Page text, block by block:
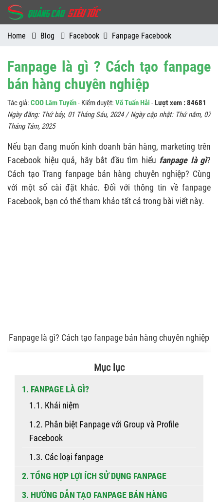
Home Blog Facebook Fanpage Facebook
Fanpage là gì ? Cách tạo fanpage
bán hàng chuyên nghiệp
Tác giả: COO Lâm Tuyến- Kiểm duyệt: Võ Tuấn Hải -Lượt xem : 84681
Ngày đăng: Thứ bảy, 01 Tháng Sáu, 2024/ Ngày cập nhật: Thứ năm, 07
Tháng Tám, 2025
Nếu bạn đang muốn kinh doanh bán hàng, marketing trên
Facebook hiệu quả, hãy bắt đầu tìm hiểu fanpage là gì?
Cách tạo Trang fanpage bán hàng chuyên nghiệp? Cùng
với một số cài đặt khác. Đối với thông tin về fanpage
Facebook, bạn có thể tham khảo tất cả trong bài viết này.
Fanpage là gì? Cách tạo fanpage bán hàng chuyên nghiệp
Mục lục
1. FANPAGE LÀ GÌ?
1.1. Khái niệm
1.2. Phân biệt Fanpage với Group và Profile
Facebook
1.3. Các loại fanpage
2. TỔNG HỢP LỢI ÍCH SỬ DỤNG FANPAGE
3. HƯỚNG DẪN TẠO FANPAGE BÁN HÀNG